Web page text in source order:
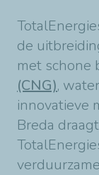
de
met schone
(CNG),
innovatieve
Breda